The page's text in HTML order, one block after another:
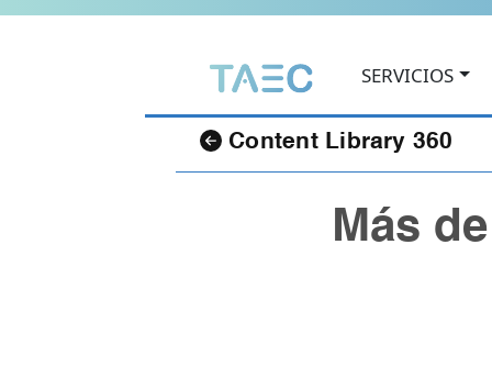
SERVICIOS
Content Library 360
Más